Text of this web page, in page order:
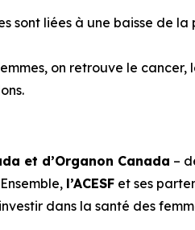
sont liées à une baisse de
on retrouve le cancer,
et d’Organon Canada –
l’ACESF et ses
dans la santé des